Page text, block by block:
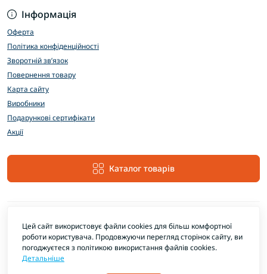
Інформація
Оферта
Політика конфіденційності
Зворотній зв’язок
Повернення товару
Карта сайту
Виробники
Подарункові сертифікати
Акції
Каталог товарів
Цей сайт використовує файли cookies для більш комфортної
роботи користувача. Продовжуючи перегляд сторінок сайту, ви
погоджуєтеся з політикою використання файлів cookies.
Детальніше